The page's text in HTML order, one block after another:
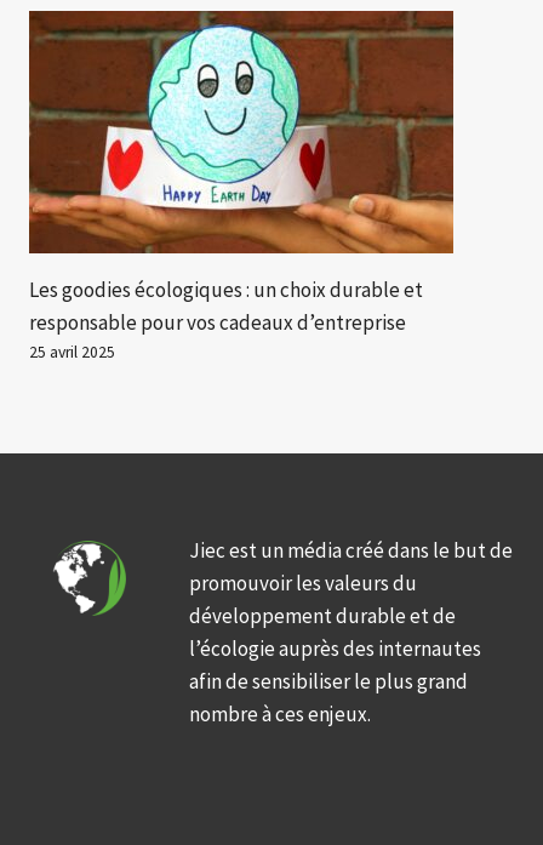
Les goodies écologiques : un choix durable et
responsable pour vos cadeaux d’entreprise
25 avril 2025
Jiec est un média créé dans le but de
promouvoir les valeurs du
développement durable et de
l’écologie auprès des internautes
afin de sensibiliser le plus grand
nombre à ces enjeux.